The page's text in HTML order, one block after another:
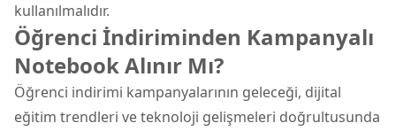
kullanılmalıdır.
Öğrenci İndiriminden Kampanyalı
Notebook Alınır Mı?
Öğrenci indirimi kampanyalarının geleceği, dijital
eğitim trendleri ve teknoloji gelişmeleri doğrultusunda